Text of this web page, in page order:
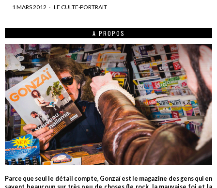
1 MARS 2012 LE CULTE·PORTRAIT
A PROPOS
Parce que seul le détail compte, Gonzaï est le magazine des gens qui en